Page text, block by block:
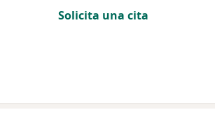
Solicita una cita